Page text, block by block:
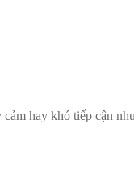
TỦ
hay khó tiếp cận